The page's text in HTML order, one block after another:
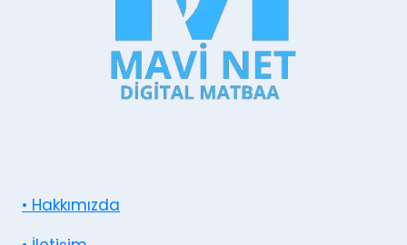
• Hakkımızda